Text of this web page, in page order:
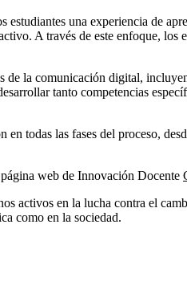
una experiencia de
A través de este enfoque, los
de la comunicación digital,
tanto competencias
todas las fases del proceso,
web de Innovación Docente
activos en la lucha contra el
como en la sociedad.